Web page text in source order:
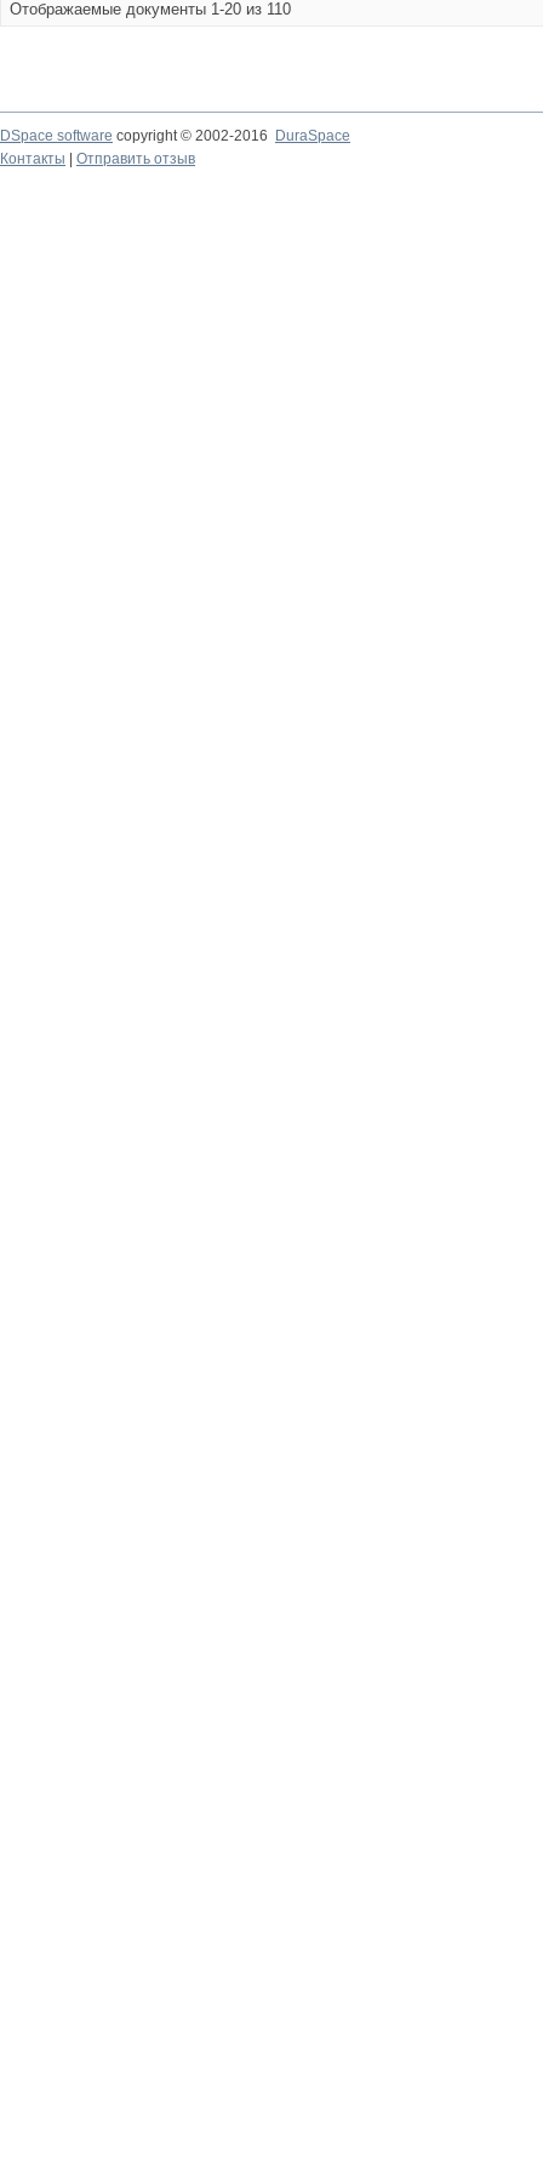
Отображаемые документы 1-20 из 110
DSpace software copyright © 2002-2016
DuraSpace
Контакты
Отправить отзыв